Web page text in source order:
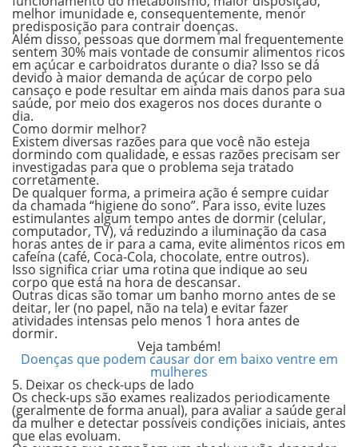
melhor imunidade e, consequentemente, menor
predisposição para contrair doenças.
Além disso, pessoas que dormem mal frequentemente
sentem 30%mais vontade de consumir alimentos ricos
em açúcar e carboidratos durante o dia? Isso se dá
devido à maior demanda de açúcar de corpo pelo
cansaço e pode resultar em ainda mais danos para sua
saúde, por meio dos exageros nos doces durante o
dia.
Como dormir melhor?
Existem diversas razões para que você não esteja
dormindo com qualidade, e essas razões precisam ser
investigadas para que o problema seja tratado
corretamente.
De qualquer forma, a primeira ação é sempre cuidar
da chamada “higiene do sono”. Para isso, evite luzes
estimulantes algum tempo antes de dormir (celular,
computador, TV), vá reduzindo a iluminação da casa
horas antes de ir para a cama, evite alimentos ricos em
cafeína (café, Coca-Cola, chocolate, entre outros).
Isso significa criar uma rotina que indique ao seu
corpo que está na hora de descansar.
Outras dicas são tomar um banho morno antes de se
deitar, ler (no papel, não na tela) e evitar fazer
atividades intensas pelo menos 1 hora antes de
dormir.
Veja também!
Doenças que podem causar dor em baixo ventre em
mulheres
5. Deixar os check-ups de lado
Os check-ups são exames realizados periodicamente
(geralmente de forma anual), para avaliar a saúde geral
da mulher e detectar possíveis condições iniciais, antes
que elas evoluam.